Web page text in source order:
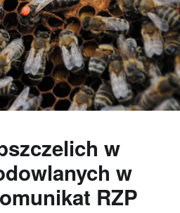
w
w
RZP